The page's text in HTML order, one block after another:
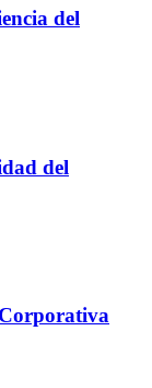
del
del